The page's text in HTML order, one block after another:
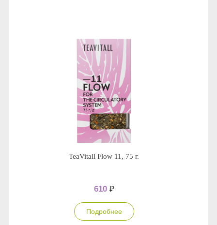
TeaVitall Flow 11, 75 г.
610 ₽
Подробнее